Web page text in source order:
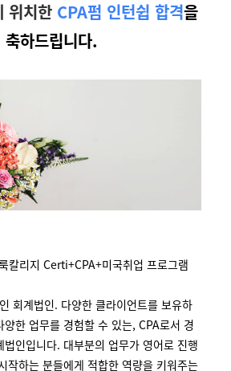
위치한 CPA펌 인턴쉽 합격을
축하드립니다.
칼리지 Certi+CPA+미국취업 프로그램
회계법인. 다양한 클라이언트를 보유하
한 업무를 경험할 수 있는, CPA로서 경
법인입니다. 대부분의 업무가 영어로 진행
작하는 분들에게 적합한 역량을 키워주는